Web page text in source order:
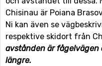
Chisinau är Poiana
Ni kan även se
respektive skidort från
avstånden är
längre.